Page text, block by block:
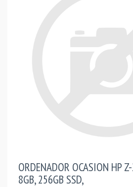
ORDENADOR OCASION HP
8GB, 256GB SSD,